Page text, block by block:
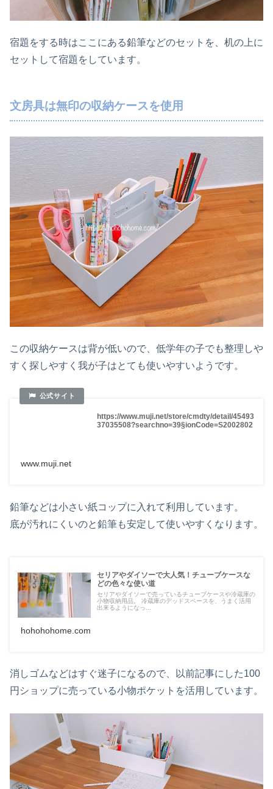
宿題をする時はここにある鉛筆などのセットを、机の上に
セットして宿題をしています。
文房具は無印の収納ケースを使用
この収納ケースは背が低いので、低学年の子でも整理しや
すく探しやすく我が子はとても使いやすいようです。
https://www.muji.net/store/cmdty/detail/45493
37035508?searchno=39§ionCode=S2002802
www.muji.net
鉛筆などは小さい紙コップに入れて利用しています。
底が汚れにくいのと鉛筆も安定して使いやすくなります。
セリアやダイソーで大人気！チューブケースな
どの色々な使い道
セリアやダイソーで売っているチューブケースや冷蔵庫の
小物収納用品。 冷蔵庫のデッドスペースを、うまく活用
出来るようになっ...
hohohohome.com
消しゴムなどはすぐ迷子になるので、以前記事にした100
円ショップに売っている小物ポケットを活用しています。